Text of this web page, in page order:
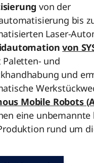
von der
bis
Laser-
von
und
und
Mobile Robots
eine unbemannte
rund um